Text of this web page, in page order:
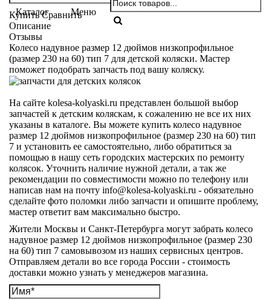
Каталог Меню
КупитьСравнить
Описание
Отзывы
Колесо надувное размер 12 дюймов низкопрофильное
(размер 230 на 60) тип 7 для детской коляски. Мастер
поможет подобрать запчасть под вашу коляску.
На сайте kolesa-kolyaski.ru представлен большой выбор
запчастей к детским коляскам, к сожалению не все их них
указаны в каталоге. Вы можете купить колесо надувное
размер 12 дюймов низкопрофильное (размер 230 на 60) тип
7 и установить ее самостоятельно, либо обратиться за
помощью в нашу сеть городских мастерских по ремонту
колясок. Уточнить наличие нужной детали, а так же
рекомендации по совместимости можно по телефону или
написав нам на почту info@kolesa-kolyaski.ru - обязательно
сделайте фото поломки либо запчасти и опишите проблему,
мастер ответит вам максимально быстро.
Жители Москвы и Санкт-Петербурга могут забрать колесо
надувное размер 12 дюймов низкопрофильное (размер 230
на 60) тип 7 самовывозом из наших сервисных центров.
Отправляем детали во все города России - стоимость
доставки можно узнать у менеджеров магазина.